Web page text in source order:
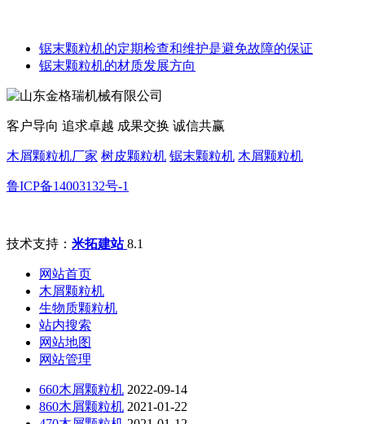
锯末颗粒机的定期检查和维护是避免故障的保证
锯末颗粒机的材质发展方向
客户导向 追求卓越 成果交换 诚信共赢
木屑颗粒机厂家 树皮颗粒机 锯末颗粒机 木屑颗粒机
鲁ICP备14003132号-1
技术支持： 米拓建站8.1
网站首页
木屑颗粒机
生物质颗粒机
站内搜索
网站地图
网站管理
660木屑颗粒机 2022-09-14
860木屑颗粒机 2021-01-22